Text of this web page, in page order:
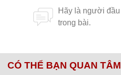
CÓ THỂ BẠN QUAN TÂM